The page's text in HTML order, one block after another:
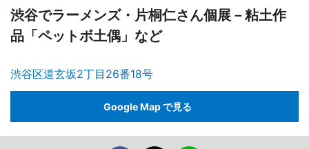
渋谷でラーメンズ・片桐仁さん個展－粘土作
品「ペットボ土偶」など
渋谷区道玄坂2丁目26番18号
Google Map で見る